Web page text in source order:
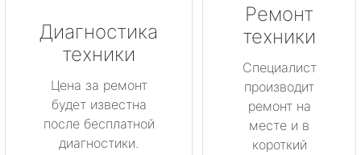
Диагностика
техники
Цена за ремонт
будет известна
после бесплатной
диагностики.
Ремонт
техники
Специалист
производит
ремонт на
месте и в
короткий